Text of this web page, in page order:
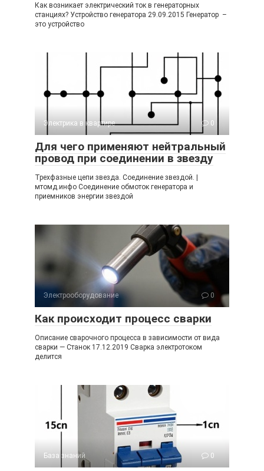
Как возникает электрический ток в генераторных
станциях? Устройство генератора 29.09.2015 Генератор –
это устройство
Электрика в квартире 0
Для чего применяют нейтральный
провод при соединении в звезду
Трехфазные цепи звезда. Соединение звездой. |
мтомд.инфо Соединение обмоток генератора и
приемников энергии звездой
Электрооборудование 0
Как происходит процесс сварки
Описание сварочного процесса в зависимости от вида
сварки — Станок 17.12.2019 Сварка электротоком
делится
База знаний 0